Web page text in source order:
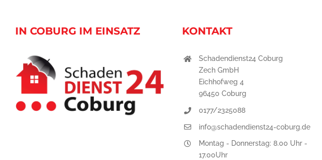
IN COBURG IM EINSATZ KONTAKT
Schadendienst24 Coburg
Zech GmbH
Eichhofweg 4
96450 Coburg
0177/2325088
info@schadendienst24-coburg.de
Montag - Donnerstag: 8.00 Uhr -
17.00Uhr